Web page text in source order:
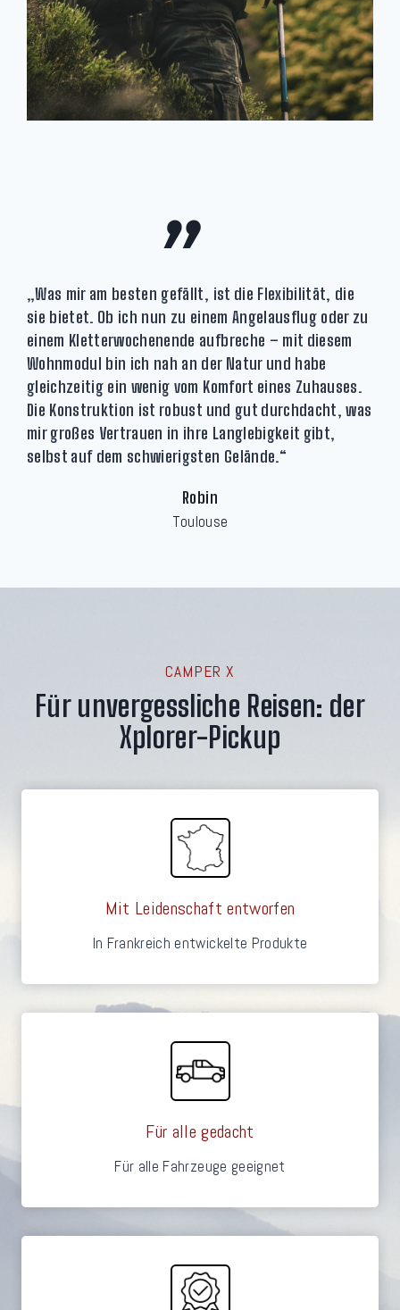
„
„Was mir am besten gefällt, ist die Flexibilität, die
sie bietet. Ob ich nun zu einem Angelausflug oder zu
einem Kletterwochenende aufbreche – mit diesem
Wohnmodul bin ich nah an der Natur und habe
gleichzeitig ein wenig vom Komfort eines Zuhauses.
Die Konstruktion ist robust und gut durchdacht, was
mir großes Vertrauen in ihre Langlebigkeit gibt,
selbst auf dem schwierigsten Gelände.“
Robin
Toulouse
CAMPER X
Für unvergessliche Reisen: der
Xplorer-Pickup
Mit Leidenschaft entworfen
In Frankreich entwickelte Produkte
Für alle gedacht
Für alle Fahrzeuge geeignet